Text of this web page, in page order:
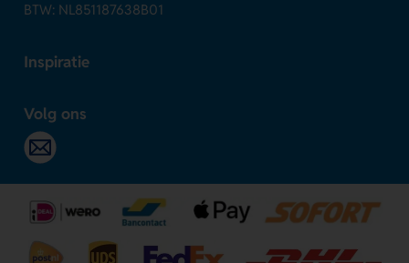
BTW: NL851187638B01
Inspiratie
Volg ons